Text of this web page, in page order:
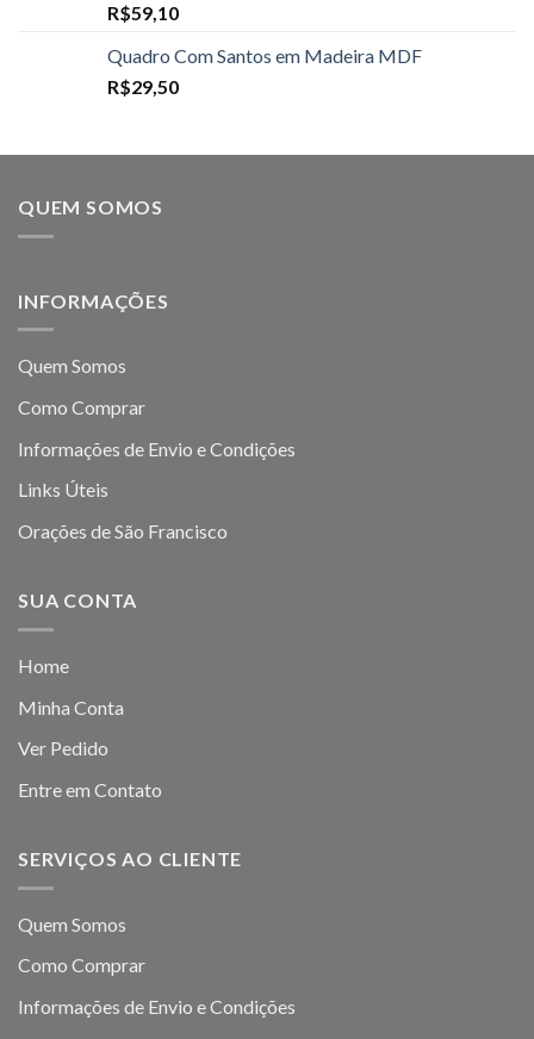
R$59,10
Quadro Com Santos em Madeira MDF
R$29,50
QUEM SOMOS
INFORMAÇÕES
Quem Somos
Como Comprar
Informações de Envio e Condições
Links Úteis
Orações de São Francisco
SUA CONTA
Home
Minha Conta
Ver Pedido
Entre em Contato
SERVIÇOS AO CLIENTE
Quem Somos
Como Comprar
Informações de Envio e Condições